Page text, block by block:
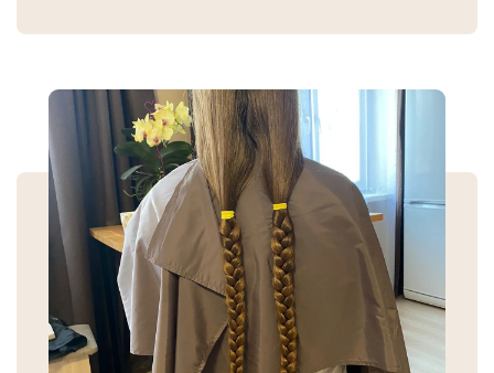
самостоятельно, то косичку
аккуратно уложите в пакет или бумагу.
Или просто приходите в салон «Банк
Волос».